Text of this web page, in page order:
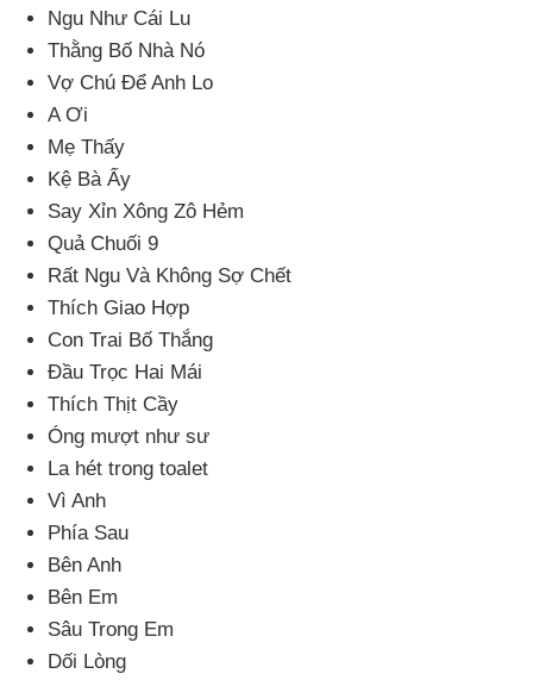
Ngu Như Cái Lu
Thằng Bố Nhà Nó
Vợ Chú Để Anh Lo
A Ơi
Mẹ Thấy
Kệ Bà Ấy
Say Xỉn Xông Zô Hẻm
Quả Chuối 9
Rất Ngu Và Không Sợ Chết
Thích Giao Hợp
Con Trai Bố Thắng
Đầu Trọc Hai Mái
Thích Thịt Cầy
Óng mượt như sư
La hét trong toalet
Vì Anh
Phía Sau
Bên Anh
Bên Em
Sâu Trong Em
Dối Lòng